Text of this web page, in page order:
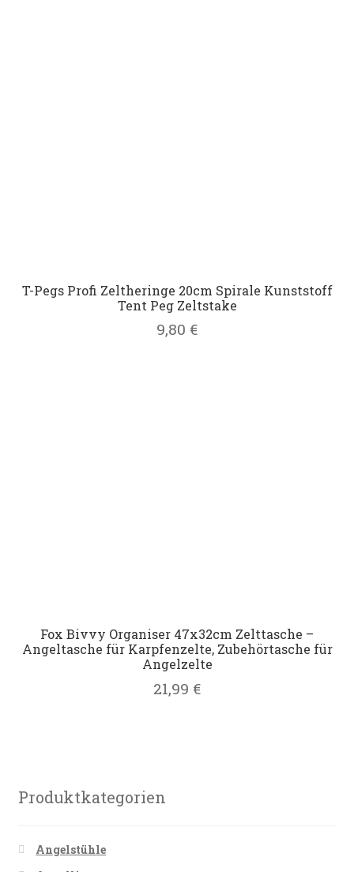
T-Pegs Profi Zeltheringe 20cm Spirale Kunststoff
Tent Peg Zeltstake
9,80 €
Fox Bivvy Organiser 47x32cm Zelttasche –
Angeltasche für Karpfenzelte, Zubehörtasche für
Angelzelte
21,99 €
Produktkategorien
Angelstühle